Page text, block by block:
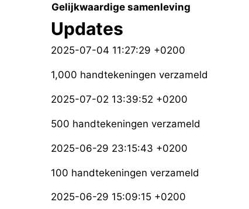
Gelijkwaardige samenleving
Updates
2025-07-04 11:27:29 +0200
1,000 handtekeningen verzameld
2025-07-02 13:39:52 +0200
500 handtekeningen verzameld
2025-06-29 23:15:43 +0200
100 handtekeningen verzameld
2025-06-29 15:09:15 +0200